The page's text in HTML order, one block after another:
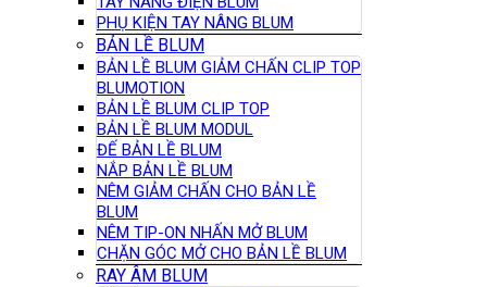
PHỤ KIỆN TAY NÂNG BLUM
BẢN LỀ BLUM
BẢN LỀ BLUM GIẢM CHẤN CLIP TOP
BLUMOTION
BẢN LỀ BLUM CLIP TOP
BẢN LỀ BLUM MODUL
ĐẾ BẢN LỀ BLUM
NẮP BẢN LỀ BLUM
NÊM GIẢM CHẤN CHO BẢN LỀ
BLUM
NÊM TIP-ON NHẤN MỞ BLUM
CHẶN GÓC MỞ CHO BẢN LỀ BLUM
RAY ÂM BLUM